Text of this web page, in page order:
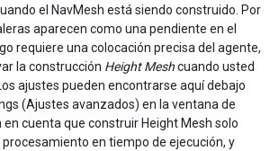
el NavMesh está siendo construido. Por
aparecen como una pendiente en el
requiere una colocación precisa del agente,
la construcción Height Meshcuando usted
ajustes pueden encontrarse aquí debajo
(Ajustes avanzados) en la ventana de
en cuenta que construir Height Mesh solo
en tiempo de ejecución, y